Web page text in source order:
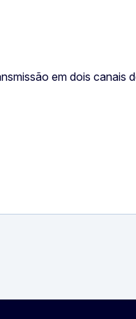
em dois canais